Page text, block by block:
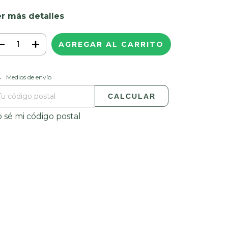
más detalles
para el CP:
Medios de envío
CALCULAR
sé mi código postal